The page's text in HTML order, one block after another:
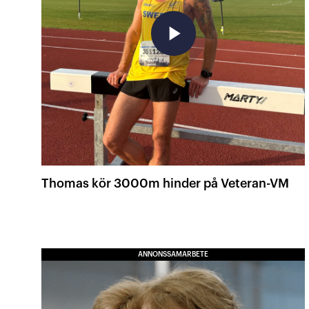
play_arrow
Thomas kör 3000m hinder på Veteran-VM
ANNONSSAMARBETE